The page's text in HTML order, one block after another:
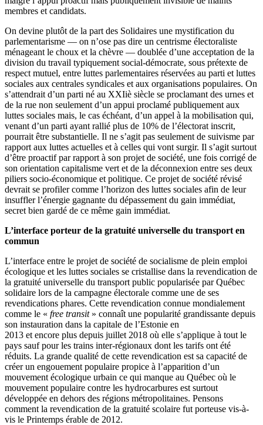
membres et candidats.
On devine plutôt de la part des Solidaires une mystification du
parlementarisme — on n’ose pas dire un centrisme électoraliste
ménageant le choux et la chèvre ― doublée d’une acceptation de la
division du travail typiquement social-démocrate, sous prétexte de
respect mutuel, entre luttes parlementaires réservées au parti et luttes
sociales aux centrales syndicales et aux organisations populaires. On
s’attendrait d’un parti né au XXIiè siècle se proclamant des urnes et
de la rue non seulement d’un appui proclamé publiquement aux
luttes sociales mais, le cas échéant, d’un appel à la mobilisation qui,
venant d’un parti ayant rallié plus de 10% de l’électorat inscrit,
pourrait être substantielle. Il ne s’agit pas seulement de suivisme par
rapport aux luttes actuelles et à celles qui vont surgir. Il s’agit surtout
d’être proactif par rapport à son projet de société, une fois corrigé de
son orientation capitalisme vert et de la déconnexion entre ses deux
piliers socio-économique et politique. Ce projet de société révisé
devrait se profiler comme l’horizon des luttes sociales afin de leur
insuffler l’énergie gagnante du dépassement du gain immédiat,
secret bien gardé de ce même gain immédiat.
L’interface porteur de la gratuité universelle du transport en
commun
L’interface entre le projet de société de socialisme de plein emploi
écologique et les luttes sociales se cristallise dans la revendication de
la gratuité universelle du transport public popularisée par Québec
solidaire lors de la campagne électorale comme une de ses
revendications phares. Cette revendication connue mondialement
comme le « free transit» connaît une popularité grandissante depuis
son instauration dans la capitale de l’Estonie en
2013 et encore plus depuis juillet 2018 où elle s’applique à tout le
pays sauf pour les trains inter-régionaux dont les tarifs ont été
réduits. La grande qualité de cette revendication est sa capacité de
créer un engouement populaire propice à l’apparition d’un
mouvement écologique urbain ce qui manque au Québec où le
mouvement populaire contre les hydrocarbures est surtout
développée en dehors des régions métropolitaines. Pensons
comment la revendication de la gratuité scolaire fut porteuse vis-à-
vis le Printemps érable de 2012.